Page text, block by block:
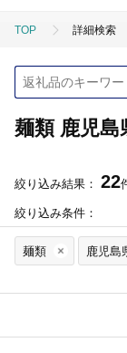
TOP 詳細検索
麺類 鹿児島
絞り込み結果： 22
絞り込み条件：
麺類 鹿児島